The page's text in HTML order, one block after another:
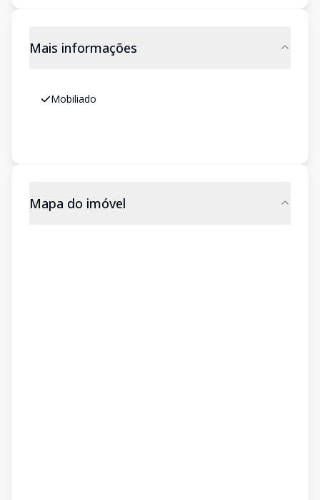
Mais informações
Mobiliado
Mapa do imóvel